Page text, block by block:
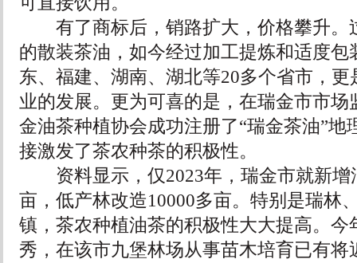
有了商标后，销路扩大，价格攀升。
的散装茶油，如今经过加工提炼和适度包
东、福建、湖南、湖北等20多个省市，
业的发展。更为可喜的是，在瑞金市市场
金油茶种植协会成功注册了“瑞金茶油”地
接激发了茶农种茶的积极性。
资料显示，仅2023年，瑞金市就新增
亩，低产林改造10000多亩。特别是瑞林
镇，茶农种植油茶的积极性大大提高。今
秀，在该市九堡林场从事苗木培育已有将